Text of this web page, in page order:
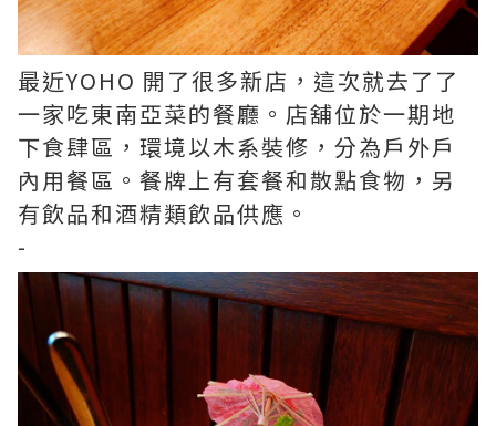
最近YOHO 開了很多新店，這次就去了了
一家吃東南亞菜的餐廳。店舖位於一期地
下食肆區，環境以木系裝修，分為戶外戶
內用餐區。餐牌上有套餐和散點食物，另
有飲品和酒精類飲品供應。
-